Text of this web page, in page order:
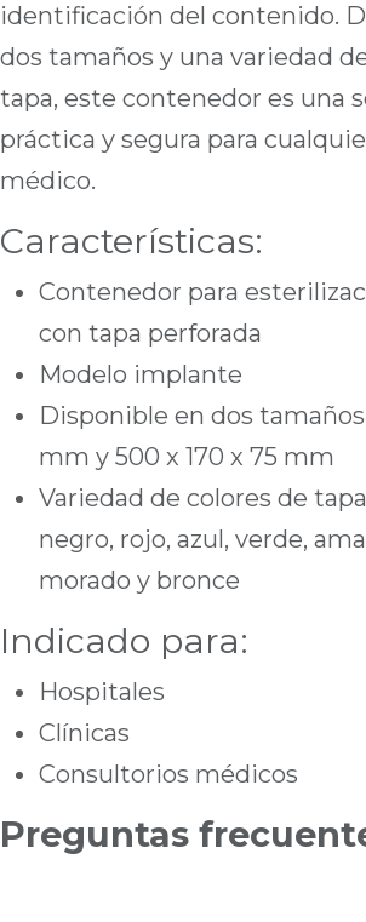
identificación del contenido.
dos tamaños y una variedad
tapa, este contenedor es una
práctica y segura para
médico.
Características:
Contenedor para
con tapa perforada
Modelo implante
Disponible en dos
mm y 500 x 170 x 75 mm
Variedad de colores de
negro, rojo, azul, verde,
morado y bronce
Indicado para:
Hospitales
Clínicas
Consultorios médicos
Preguntas